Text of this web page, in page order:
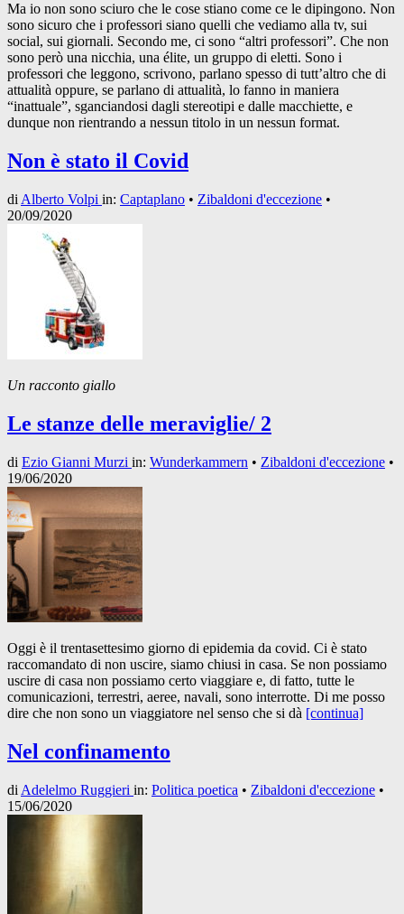
Ma io non sono sciuro che le cose stiano come ce le dipingono. Non
sono sicuro che i professori siano quelli che vediamo alla tv, sui
social, sui giornali. Secondo me, ci sono “altri professori”. Che non
sono però una nicchia, una élite, un gruppo di eletti. Sono i
professori che leggono, scrivono, parlano spesso di tutt’altro che di
attualità oppure, se parlano di attualità, lo fanno in maniera
“inattuale”, sganciandosi dagli stereotipi e dalle macchiette, e
dunque non rientrando a nessun titolo in un nessun format.
Non è stato il Covid
di Alberto Volpi in: Captaplano • Zibaldoni d'eccezione •
20/09/2020
Un racconto giallo
Le stanze delle meraviglie/ 2
di Ezio Gianni Murzi in: Wunderkammern • Zibaldoni d'eccezione •
19/06/2020
Oggi è il trentasettesimo giorno di epidemia da covid. Ci è stato
raccomandato di non uscire, siamo chiusi in casa. Se non possiamo
uscire di casa non possiamo certo viaggiare e, di fatto, tutte le
comunicazioni, terrestri, aeree, navali, sono interrotte. Di me posso
dire che non sono un viaggiatore nel senso che si dà [continua]
Nel confinamento
di Adelelmo Ruggieri in: Politica poetica • Zibaldoni d'eccezione •
15/06/2020